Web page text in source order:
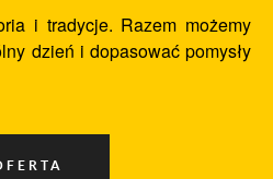
i tradycje. Razem możemy
dzień i dopasować pomysły